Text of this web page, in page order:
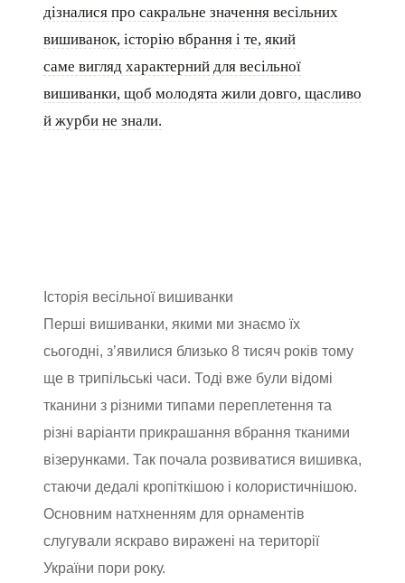
дізналися про сакральне значення весільних
вишиванок, історію вбрання і те, який
саме вигляд характерний для весільної
вишиванки, щоб молодята жили довго, щасливо
й журби не знали.
Історія весільної вишиванки
Перші вишиванки, якими ми знаємо їх
сьогодні, з’явилися близько 8 тисяч років тому
ще в трипільські часи. Тоді вже були відомі
тканини з різними типами переплетення та
різні варіанти прикрашання вбрання тканими
візерунками. Так почала розвиватися вишивка,
стаючи дедалі кропіткішою і колористичнішою.
Основним натхненням для орнаментів
слугували яскраво виражені на території
України пори року.